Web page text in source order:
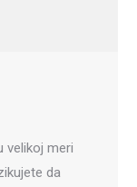
velikoj meri
da